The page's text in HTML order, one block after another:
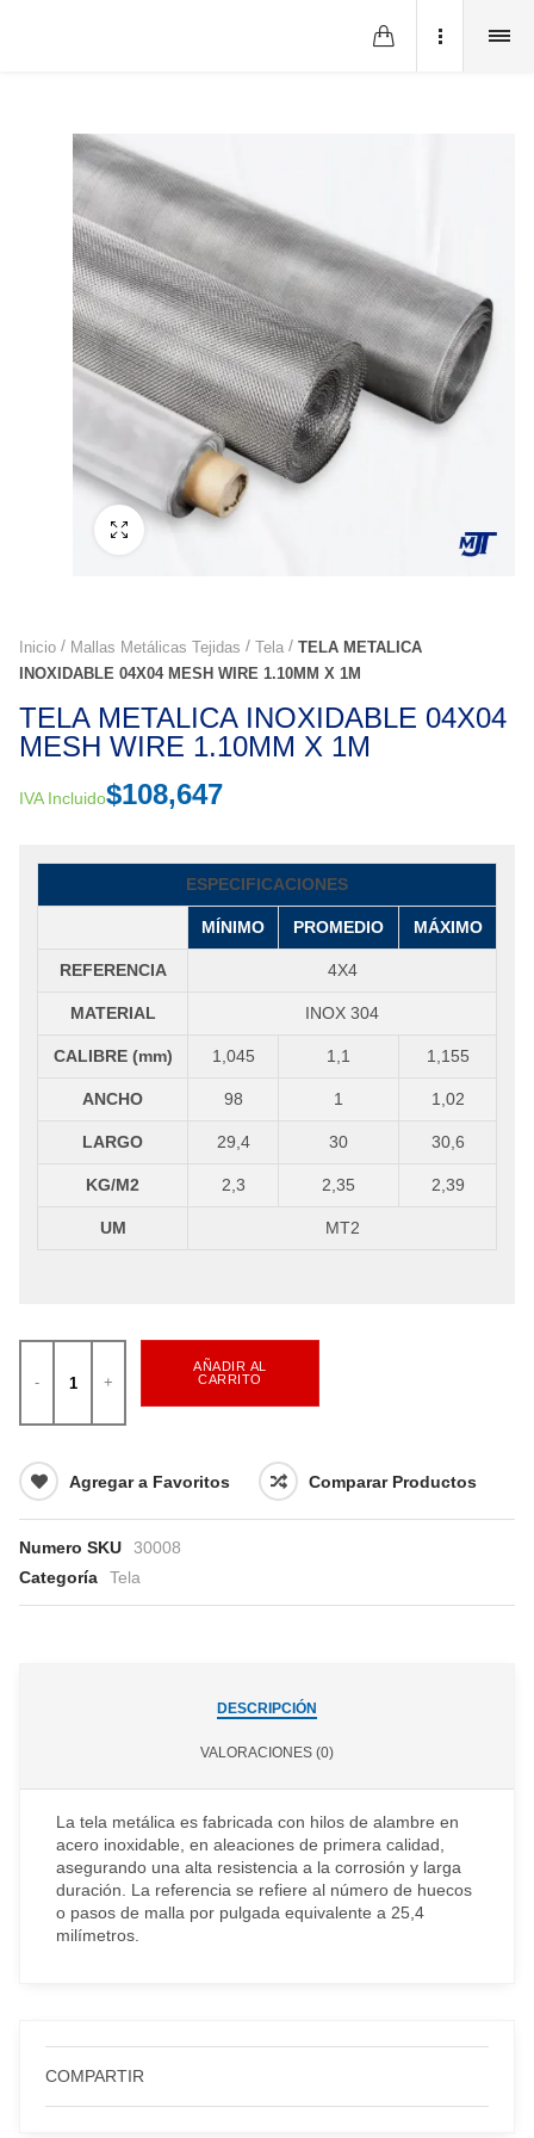
Fullscreen
Inicio Mallas Metálicas Tejidas Tela
TELA METALICA
INOXIDABLE 04X04 MESH WIRE 1.10MM X 1M
TELA METALICA INOXIDABLE 04X04
MESH WIRE 1.10MM X 1M
$108,647
IVA Incluido
ESPECIFICACIONES
MÍNIMO PROMEDIO MÁXIMO
REFERENCIA 4X4
MATERIAL INOX 304
CALIBRE (mm) 1,045 1,1 1,155
ANCHO 98 1 1,02
LARGO 29,4 30 30,6
KG/M2 2,3 2,35 2,39
UM MT2
AÑADIR AL
CARRITO
Agregar a Favoritos Comparar Productos
Numero SKU
30008
Categoría
Tela
DESCRIPCIÓN
VALORACIONES (0)
La tela metálica es fabricada con hilos de alambre en
acero inoxidable, en aleaciones de primera calidad,
asegurando una alta resistencia a la corrosión y larga
duración. La referencia se refiere al número de huecos
o pasos de malla por pulgada equivalente a 25,4
milímetros.
COMPARTIR